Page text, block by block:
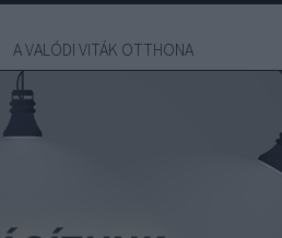
A VALÓDI VITÁK OTTHONA